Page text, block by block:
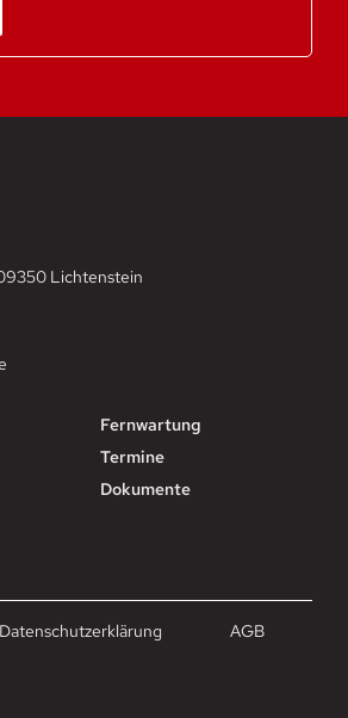
Lichtenstein
Fernwartung
Termine
Dokumente
Datenschutzerklärung AGB